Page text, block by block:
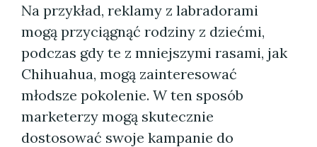
Na przykład, reklamy z labradorami
mogą przyciągnąć rodziny z dziećmi,
podczas gdy te z mniejszymi rasami, jak
Chihuahua, mogą zainteresować
młodsze pokolenie. W ten sposób
marketerzy mogą skutecznie
dostosować swoje kampanie do